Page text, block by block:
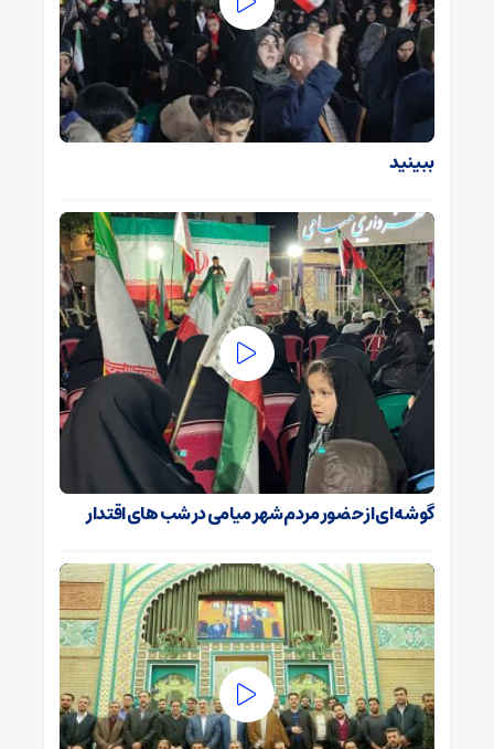
ببینید
گوشه ای از حضور مردم شهر میامی در شب های اقتدار